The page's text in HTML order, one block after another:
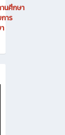
มาณ
ดิษฐ์